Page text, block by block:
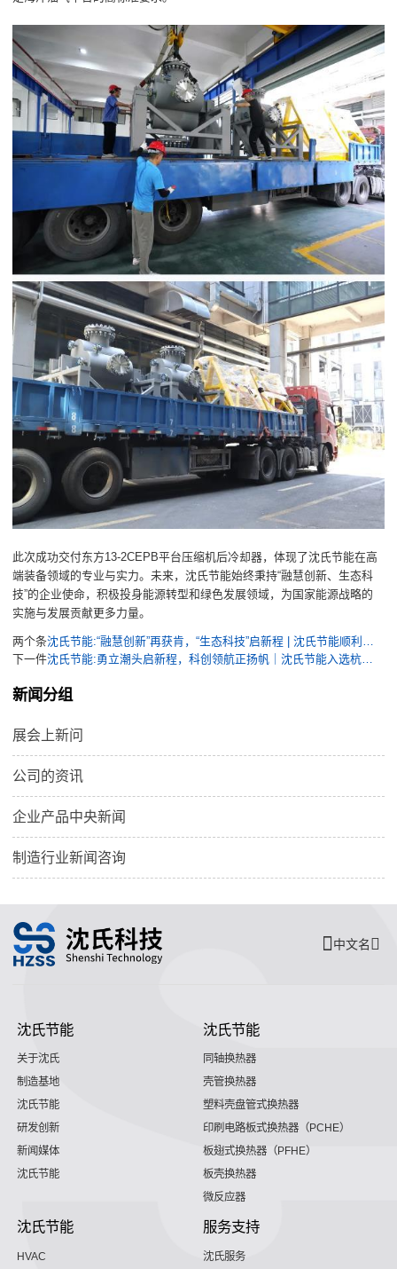
此次成功交付东方13-2CEPB平台压缩机后冷却器，体现了沈氏节能在高
端装备领域的专业与实力。未来，沈氏节能始终秉持“融慧创新、生态科
技”的企业使命，积极投身能源转型和绿色发展领域，为国家能源战略的
实施与发展贡献更多力量。
两个条
沈氏节能:“融慧创新”再获肯，“生态科技”启新程 | 沈氏节能顺利通过国家级专精特新“小巨人”企业复核
下一件
沈氏节能:勇立潮头启新程，科创领航正扬帆｜沈氏节能入选杭州市首批“百舸企业”
新闻分组
展会上新问
公司的资讯
企业产品中央新闻
制造行业新闻咨询
中文名
沈氏节能
关于沈氏
制造基地
沈氏节能
研发创新
新闻媒体
沈氏节能
沈氏节能
同轴换热器
壳管换热器
塑料壳盘管式换热器
印刷电路板式换热器（PCHE）
板翅式换热器（PFHE）
板壳换热器
微反应器
沈氏节能
HVAC
服务支持
沈氏服务